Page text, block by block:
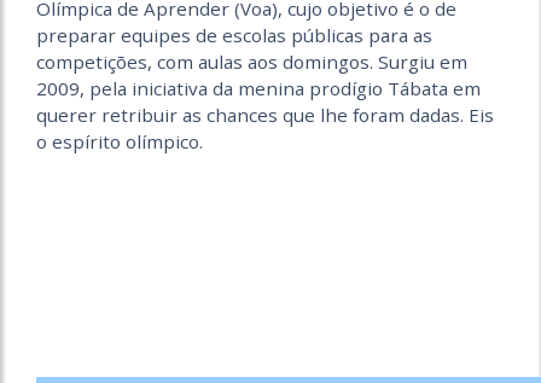
Olímpica de Aprender (Voa), cujo objetivo é o de
preparar equipes de escolas públicas para as
competições, com aulas aos domingos. Surgiu em
2009, pela iniciativa da menina prodígio Tábata em
querer retribuir as chances que lhe foram dadas. Eis
o espírito olímpico.